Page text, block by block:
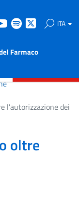
Youtube
Spotify ITA
Farmaco
l'autorizzazione dei
oltre